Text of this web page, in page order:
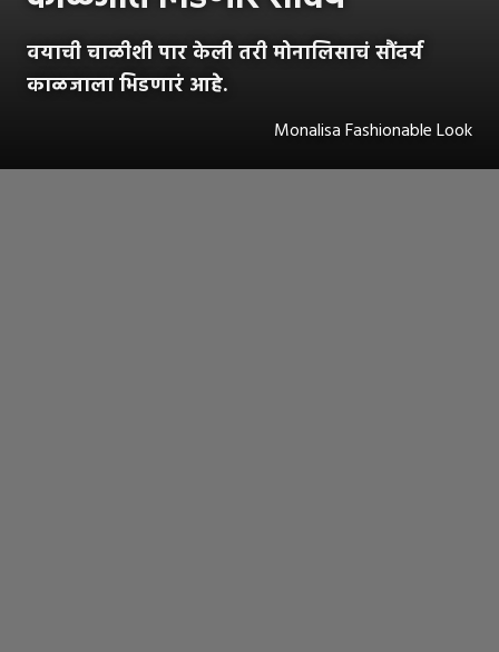
वयाची चाळीशी पार केली तरी मोनालिसाचं सौंदर्य
काळजाला भिडणारं आहे.
Monalisa Fashionable Look